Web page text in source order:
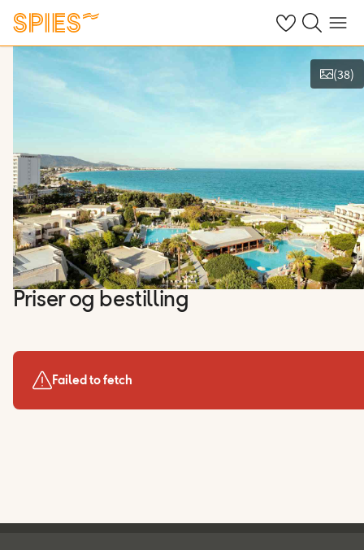
Se dine gemte
Søg påMenu
Vis film og billeder
(38)
Priser og bestilling
Failed to fetch